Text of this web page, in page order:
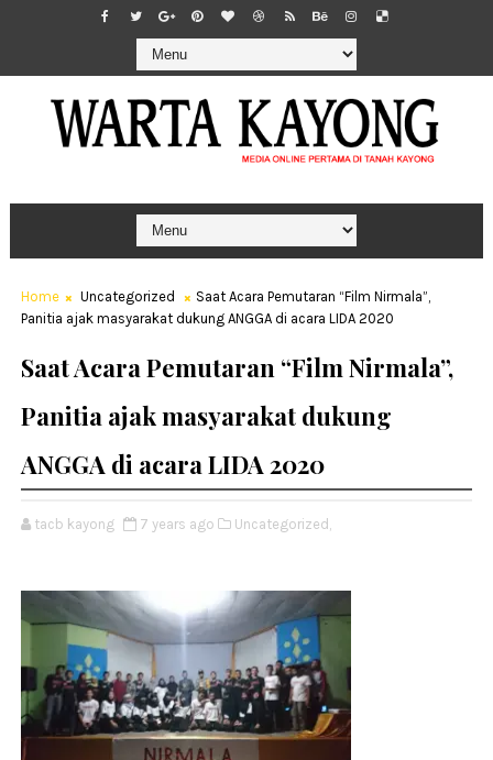
Home Uncategorized
Saat Acara Pemutaran “Film Nirmala”,
Panitia ajak masyarakat dukung ANGGA di acara LIDA 2020
Saat Acara Pemutaran “Film Nirmala”,
Panitia ajak masyarakat dukung
ANGGA di acara LIDA 2020
tacb kayong 7 years ago Uncategorized,